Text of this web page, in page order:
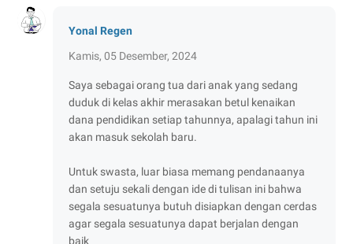
Yonal Regen
Kamis, 05 Desember, 2024
Saya sebagai orang tua dari anak yang sedang
duduk di kelas akhir merasakan betul kenaikan
dana pendidikan setiap tahunnya, apalagi tahun ini
akan masuk sekolah baru.
Untuk swasta, luar biasa memang pendanaanya
dan setuju sekali dengan ide di tulisan ini bahwa
segala sesuatunya butuh disiapkan dengan cerdas
agar segala sesuatunya dapat berjalan dengan
baik